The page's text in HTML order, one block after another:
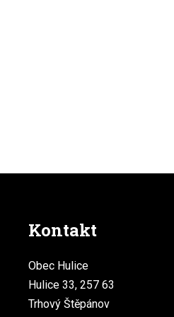
Kontakt
Obec Hulice
Hulice 33, 257 63
Trhový Štěpánov